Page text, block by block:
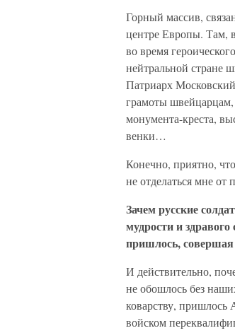
Горный массив,
центре Европы. Там,
во время
нейтральной стране
Патриарх
грамоты
монумента-креста,
венки…
Конечно, приятно,
не отделаться мне от
Зачем русские
мудрости и
пришлось,
И действительно,
не обошлось без
коварству, пришлось
войском